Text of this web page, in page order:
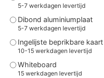
5-7 werkdagen levertijd
Dibond aluminiumplaat
5-7 werkdagen levertijd
Ingelijste beprikbare kaart
10-15 werkdagen levertijd
Whiteboard
15 werkdagen levertijd